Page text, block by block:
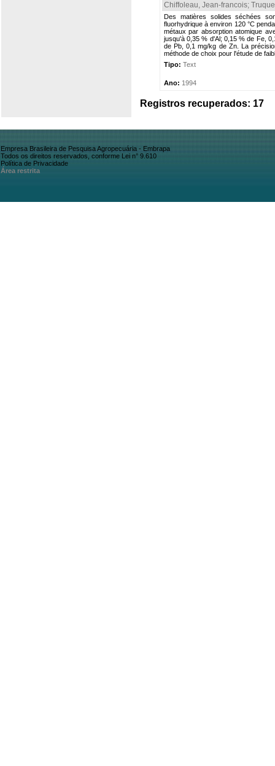
Chiffoleau, Jean-francois;
Des matières solides séchées
fluorhydrique à environ 120 °C
métaux par absorption atomique
jusqu'à 0,35 % d'Al; 0,15 % de Fe,
de Pb, 0,1 mg/kg de Zn. La
méthode de choix pour l'étude de
Tipo: Text
Ano: 1994
Registros recuperados: 17
Empresa Brasileira de Pesquisa Agropecuária - Embrapa
Todos os direitos reservados, conforme Lei n° 9.610
Política de Privacidade
Área restrita